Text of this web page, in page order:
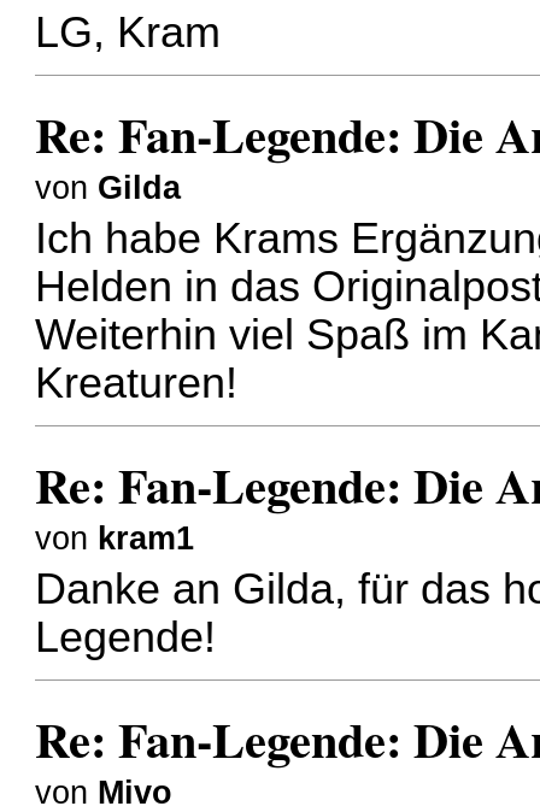
LG, Kram
Re: Fan-Legende: Die
von Gilda
Ich habe Krams
Helden in das
Weiterhin viel Spaß im
Kreaturen!
Re: Fan-Legende: Die
von kram1
Danke an Gilda, für das
Legende!
Re: Fan-Legende: Die
von Mivo